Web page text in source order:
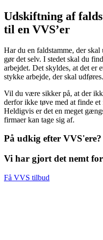
Udskiftning af
til en VVS’er
Har du en faldstamme, der
gør det selv. I stedet skal du
arbejdet. Det skyldes, at det er
stykke arbejde, der skal udføres.
Vil du være sikker på, at der
derfor ikke tøve med at finde
Heldigvis er det en meget
firmaer kan tage sig af.
På udkig efter VVS'ere?
Vi har gjort det nemt
Få VVS tilbud